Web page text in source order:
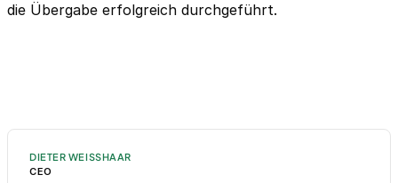
die Übergabe erfolgreich durchgeführt.
DIETER WEISSHAAR
CEO